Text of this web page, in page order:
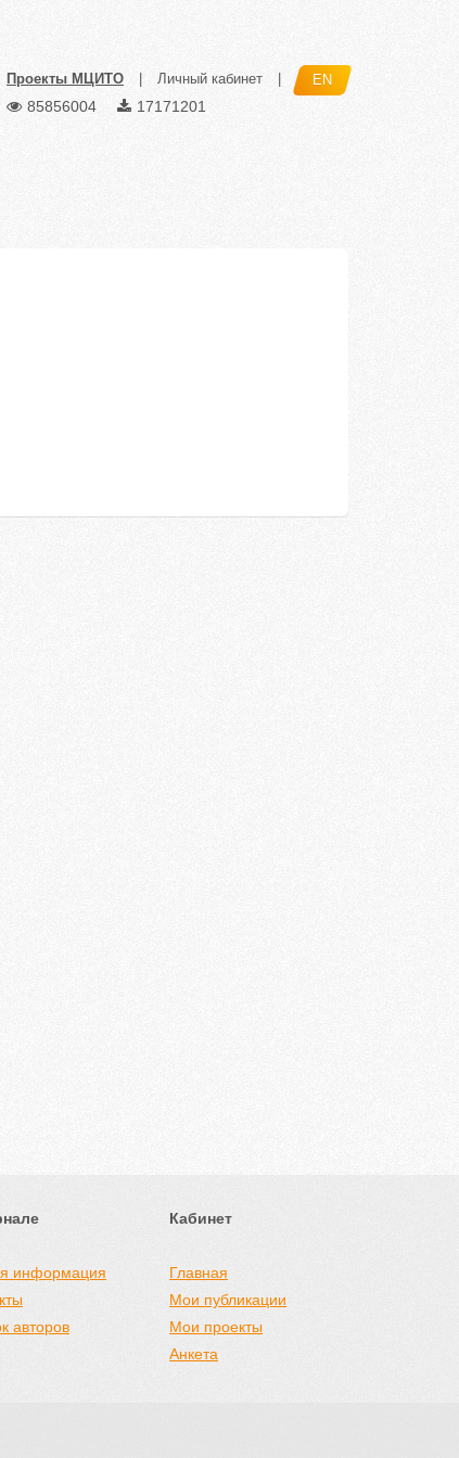
Проекты МЦИТО Личный кабинет EN
85856004 17171201
информация
авторов
Кабинет
Главная
Мои публикации
Мои проекты
Анкета